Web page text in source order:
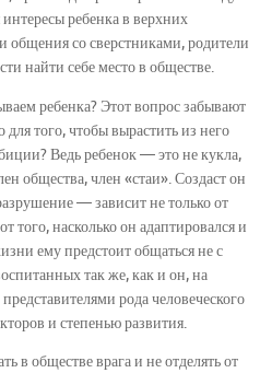
ребенка в верхних
общения со сверстниками, родители
найти себе место в обществе.
ребенка? Этот вопрос забывают
для того, чтобы вырастить из него
Ведь ребенок — это не кукла,
общества, член «стаи». Создаст он
— зависит не только от
того, насколько он адаптировался и
ему предстоит общаться не с
так же, как и он, на
рода человеческого
и степенью развития.
в обществе врага и не отделять от